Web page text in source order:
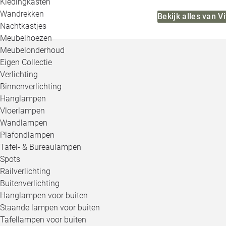
Wandrekken
Nachtkastjes
Meubelhoezen
Meubelonderhoud
Eigen Collectie
Verlichting
Binnenverlichting
Hanglampen
Vloerlampen
Wandlampen
Plafondlampen
Tafel- & Bureaulampen
Spots
Railverlichting
Buitenverlichting
Hanglampen voor buiten
Staande lampen voor buiten
Tafellampen voor buiten
Bekijk alles van